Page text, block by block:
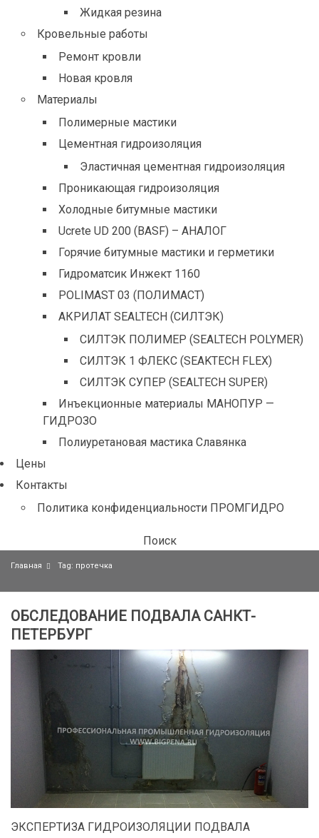
Жидкая резина
Кровельные работы
Ремонт кровли
Новая кровля
Материалы
Полимерные мастики
Цементная гидроизоляция
Эластичная цементная гидроизоляция
Проникающая гидроизоляция
Холодные битумные мастики
Ucrete UD 200 (BASF) – АНАЛОГ
Горячие битумные мастики и герметики
Гидроматсик Инжект 1160
POLIMAST 03 (ПОЛИМАСТ)
АКРИЛАТ SEALTECH (СИЛТЭК)
СИЛТЭК ПОЛИМЕР (SEALTECH POLYMER)
СИЛТЭК 1 ФЛЕКС (SEAKTECH FLEX)
СИЛТЭК СУПЕР (SEALTECH SUPER)
Инъекционные материалы МАНОПУР —
ГИДРОЗО
Полиуретановая мастика Славянка
Цены
Контакты
Политика конфиденциальности ПРОМГИДРО
Поиск
Главная Tag: протечка
ОБСЛЕДОВАНИЕ ПОДВАЛА САНКТ-
ПЕТЕРБУРГ
ЭКСПЕРТИЗА ГИДРОИЗОЛЯЦИИ ПОДВАЛА